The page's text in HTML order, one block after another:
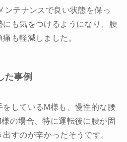
ンテナンスで良い状態を保っ
も気をつけるようになり、腰
も軽減しました。
た事例
しているM様も、慢性的な腰
の場合、特に運転後に腰が固
すのが辛かったそうです。